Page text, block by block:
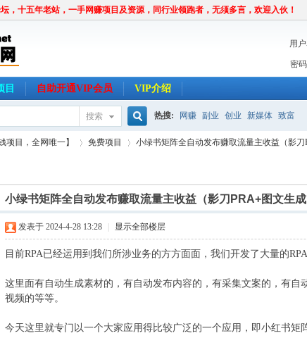
，十五年老站，一手网赚项目及资源，同行业领跑者，无须多言，欢迎入伙！
用
密码
目 自助开通VIP会员 VIP介绍
搜索
搜
索
热搜: 网赚 副业 创业 新媒体 致富
项目，全网唯一】
›
免费项目
›
小绿书矩阵全自动发布赚取流量主收益（影刀
小绿书矩阵全自动发布赚取流量主收益（影刀PRA+图文生成
发表于 2024-4-28 13:28 显示全部楼层
目前RPA已经运用到我们所涉业务的方方面面，我们开发了大量的
这里面有自动生成素材的，有自动发布内容的，有采集文案的，有
视频的等等。
今天这里就专门以一个大家应用得比较广泛的一个应用，即小红书矩